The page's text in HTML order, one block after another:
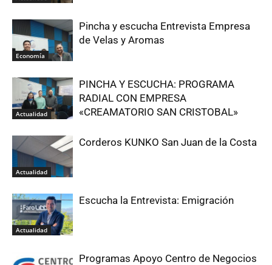
Economía
Pincha y escucha Entrevista Empresa
de Velas y Aromas
Actualidad
PINCHA Y ESCUCHA: PROGRAMA
RADIAL CON EMPRESA
«CREAMATORIO SAN CRISTOBAL»
Actualidad
Corderos KUNKO San Juan de la Costa
Actualidad
Escucha la Entrevista: Emigración
Programas Apoyo Centro de Negocios